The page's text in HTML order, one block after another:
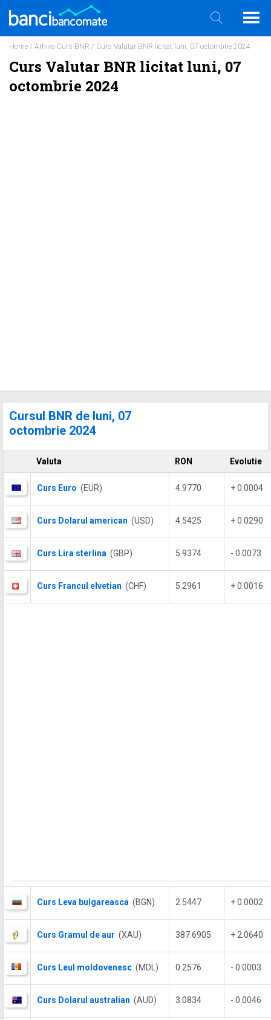
Home / Arhiva Curs BNR / Curs Valutar BNR licitat luni, 07 octombrie 2024
Curs Valutar BNR licitat luni, 07
octombrie 2024
Cursul BNR de luni, 07
octombrie 2024
Valuta RON Evolutie
Curs Euro (EUR) 4.9770 + 0.0004
Curs Dolarul american (USD) 4.5425 + 0.0290
Curs Lira sterlina (GBP) 5.9374 - 0.0073
Curs Francul elvetian (CHF) 5.2961 + 0.0016
Curs Leva bulgareasca (BGN) 2.5447 + 0.0002
Curs Gramul de aur (XAU) 387.6905 + 2.0640
Curs Leul moldovenesc (MDL) 0.2576 - 0.0003
Curs Dolarul australian (AUD) 3.0834 - 0.0046